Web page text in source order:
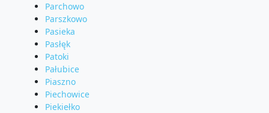
Parchowo
Parszkowo
Pasieka
Pasłęk
Patoki
Pałubice
Piaszno
Piechowice
Piekiełko